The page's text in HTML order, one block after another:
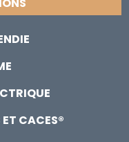
CACES®